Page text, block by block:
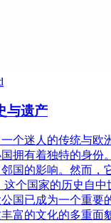
与遗产
个迷人的传统与欧
拥有着独特的身份
国的影响。然而，
这个国家的历史自中
国已成为一个重要
富的文化的多重面